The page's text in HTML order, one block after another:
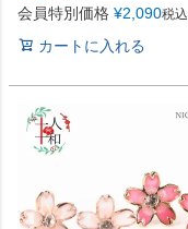
会員特別価格 ¥2,090税込
カートに入れる